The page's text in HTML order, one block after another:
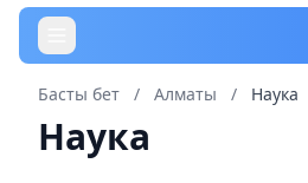
Басты бет / Алматы / Наука
Наука